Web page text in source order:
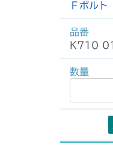
Ｆボルト
K710